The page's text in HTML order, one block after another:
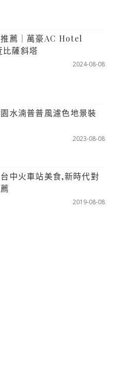
薦｜萬豪AC Hotel
比薩斜塔
2024-08-08
水湳普普風濾色地景裝
2023-08-08
中火車站美食,新時代對
2019-08-08